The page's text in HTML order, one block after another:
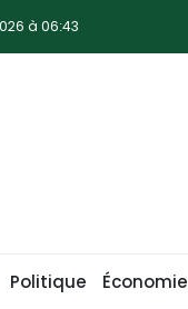
à 06:43
Politique Économie